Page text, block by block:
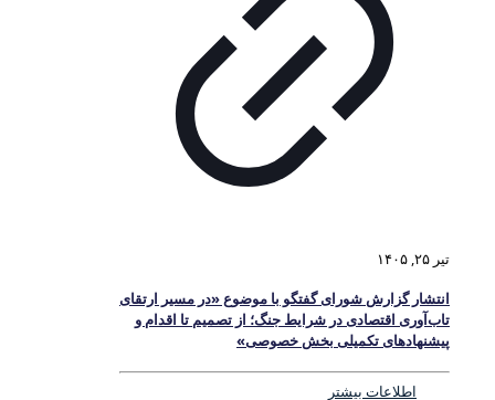
تیر ۲۵, ۱۴۰۵
انتشار گزارش شورای گفتگو با موضوع «در مسیر ارتقای
تاب‌آوری اقتصادی در شرایط جنگ؛ از تصمیم تا اقدام و
پیشنهادهای تکمیلی بخش خصوصی»
اطلاعات بیشتر